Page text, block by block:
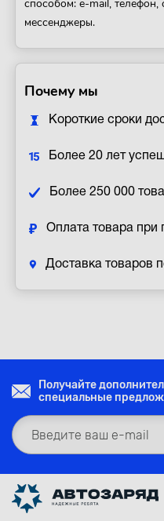
способом: e-mail, телефон,
мессенджеры.
Почему мы
Короткие сроки
Более 20 лет
Более 250 000
Оплата товара при
Доставка товаров
Получайте
специальные